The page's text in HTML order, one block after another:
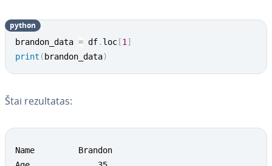
brandon_data = df. loc [1 ]
print ( brandon_data)
python
Štai re­zul­ta­tas:
Name         Brandon